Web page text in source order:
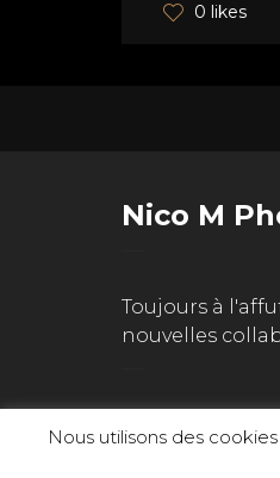
0 likes
Nico M
Toujours à
nouvelles
Nous utilisons des